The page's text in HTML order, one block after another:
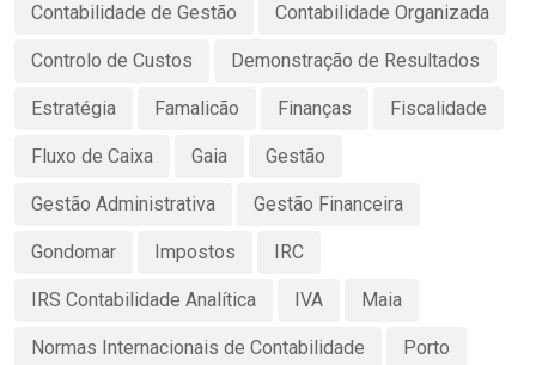
Contabilidade de Gestão Contabilidade Organizada
Controlo de Custos Demonstração de Resultados
Estratégia Famalicão Finanças Fiscalidade
Fluxo de Caixa Gaia Gestão
Gestão Administrativa Gestão Financeira
Gondomar Impostos IRC
IRS Contabilidade Analítica IVA Maia
Normas Internacionais de Contabilidade Porto